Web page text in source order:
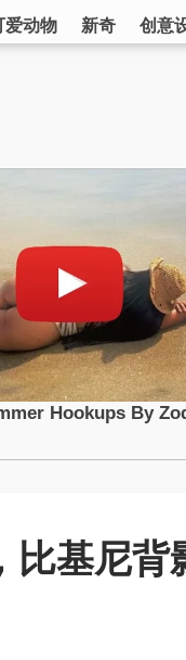
爱动物 新奇 创意
比基尼背